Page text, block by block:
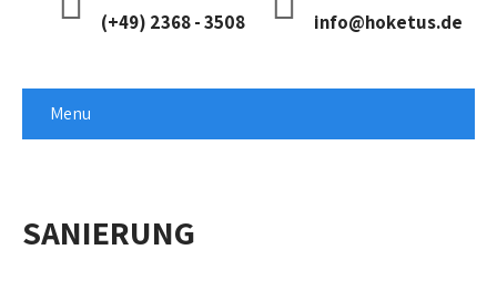
(+49) 2368 - 3508 info@hoketus.de
Menu
SANIERUNG